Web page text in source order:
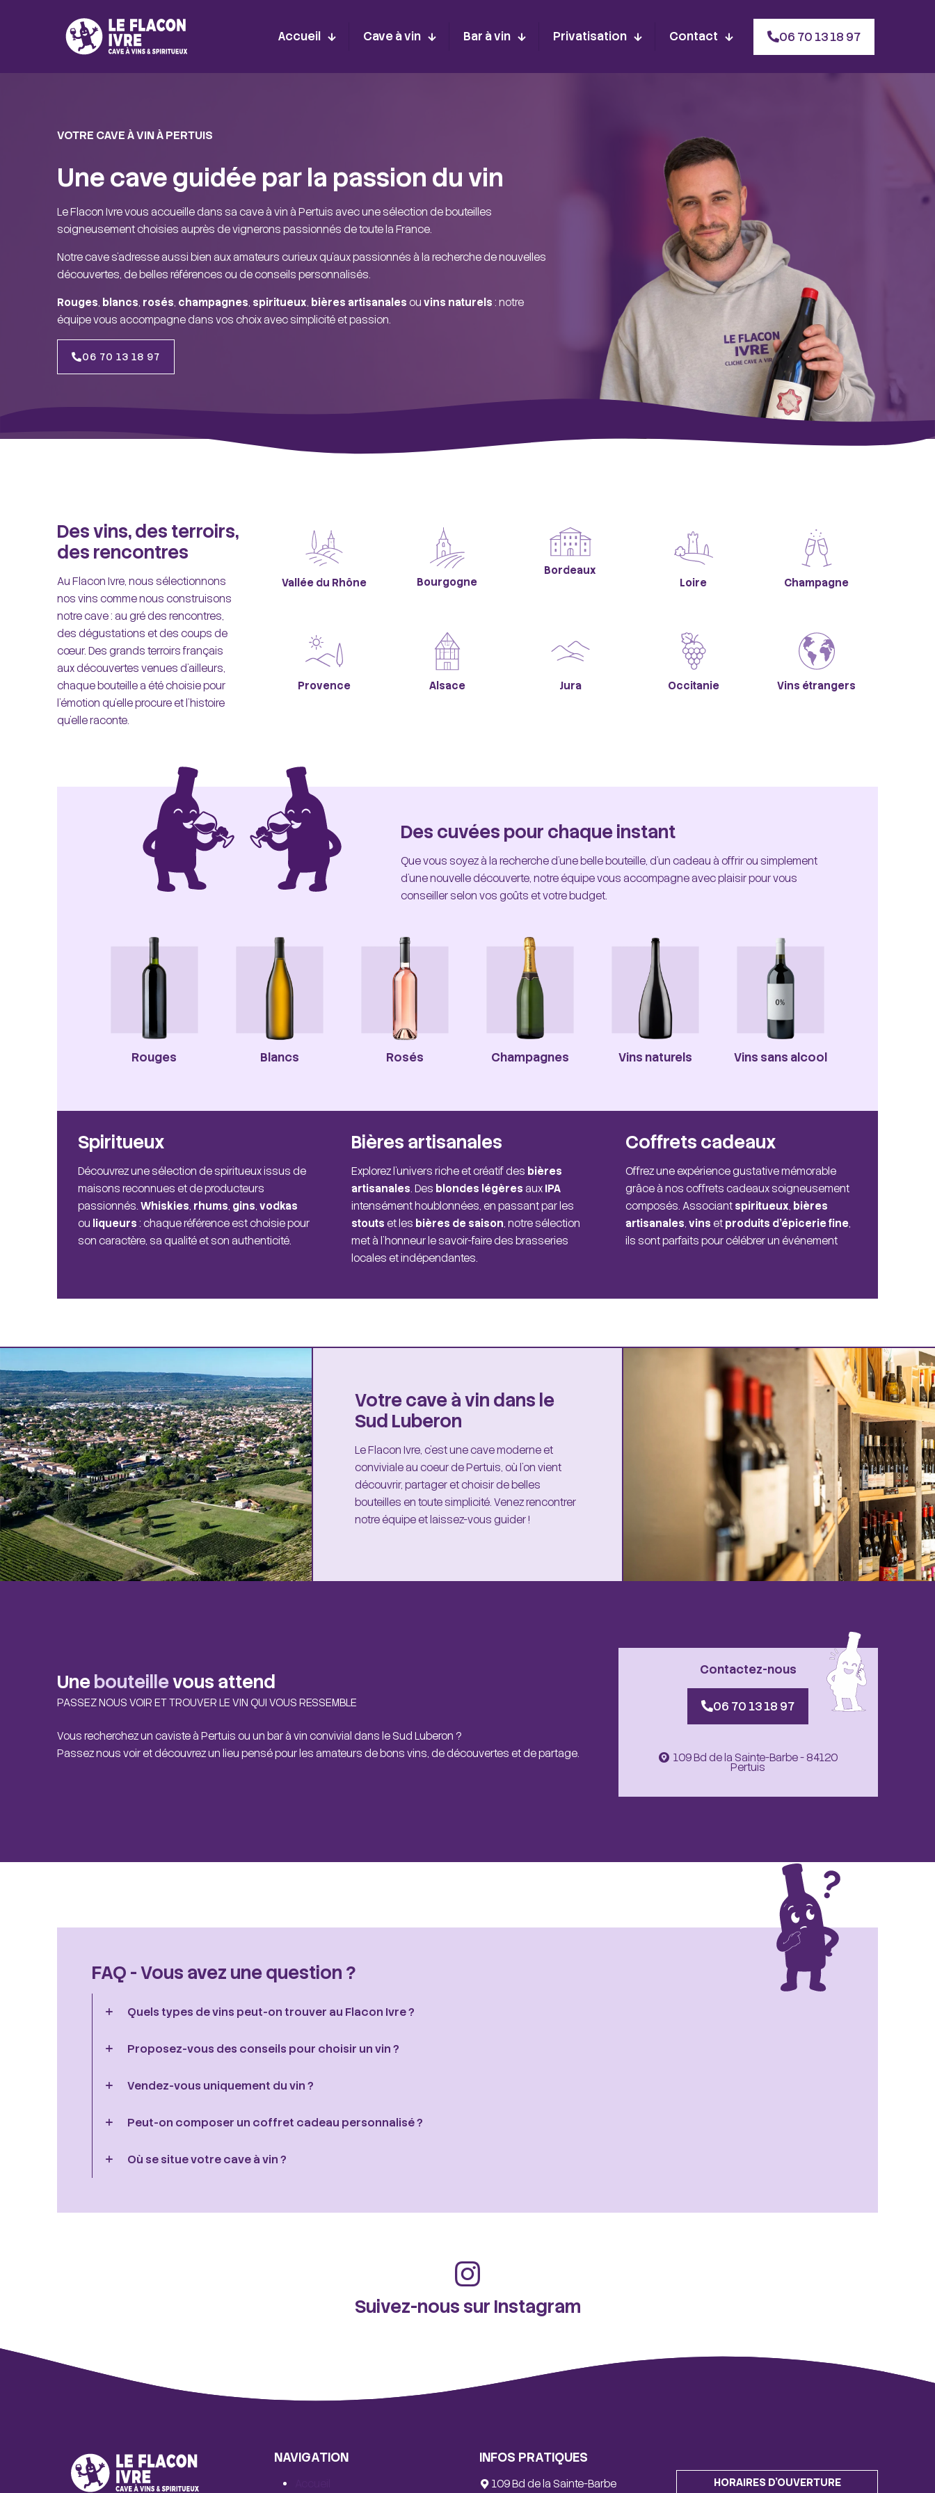
Accueil Cave à vin Bar à vin Privatisation Contact 06 70 13 18 97
VOTRE CAVE À VIN À PERTUIS
Une cave guidée par la passion du vin
Le Flacon Ivre vous accueille dans sa cave à vin à Pertuis avec une sélection de bouteilles
soigneusement choisies auprès de vignerons passionnés de toute la France.
Notre cave s’adresse aussi bien aux amateurs curieux qu’aux passionnés à la recherche de nouvelles
découvertes, de belles références ou de conseils personnalisés.
Rouges, blancs, rosés, champagnes, spiritueux, bières artisanales ou vins naturels : notre
équipe vous accompagne dans vos choix avec simplicité et passion.
06 70 13 18 97
Des vins, des terroirs,
des rencontres
Au Flacon Ivre, nous sélectionnons
nos vins comme nous construisons
notre cave : au gré des rencontres,
des dégustations et des coups de
cœur. Des grands terroirs français
aux découvertes venues d'ailleurs,
chaque bouteille a été choisie pour
l'émotion qu'elle procure et l'histoire
qu'elle raconte.
Vallée du Rhône Bourgogne
Bordeaux
Loire
Champagne
Provence Alsace Jura Occitanie Vins étrangers
Des cuvées pour chaque instant
Que vous soyez à la recherche d'une belle bouteille, d'un cadeau à offrir ou simplement
d'une nouvelle découverte, notre équipe vous accompagne avec plaisir pour vous
conseiller selon vos goûts et votre budget.
Rouges Blancs Rosés Champagnes Vins naturels Vins sans alcool
Spiritueux
Découvrez une sélection de spiritueux issus de
maisons reconnues et de producteurs
passionnés. Whiskies, rhums, gins, vodkas
ou liqueurs : chaque référence est choisie pour
son caractère, sa qualité et son authenticité.
Bières artisanales
Explorez l'univers riche et créatif des bières
artisanales. Des blondes légères aux IPA
intensément houblonnées, en passant par les
stouts et les bières de saison, notre sélection
met à l'honneur le savoir-faire des brasseries
locales et indépendantes.
Coffrets cadeaux
Offrez une expérience gustative mémorable
grâce à nos coffrets cadeaux soigneusement
composés. Associant spiritueux, bières
artisanales, vins et produits d'épicerie fine,
ils sont parfaits pour célébrer un événement
Votre cave à vin dans le
Sud Luberon
Le Flacon Ivre, c'est une cave moderne et
conviviale au coeur de Pertuis, où l'on vient
découvrir, partager et choisir de belles
bouteilles en toute simplicité. Venez rencontrer
notre équipe et laissez-vous guider !
Unebouteillevous attend
PASSEZ NOUS VOIR ET TROUVER LE VIN QUI VOUS RESSEMBLE
Vous recherchez un caviste à Pertuis ou un bar à vin convivial dans le Sud Luberon ?
Passez nous voir et découvrez un lieu pensé pour les amateurs de bons vins, de découvertes et de partage.
Contactez-nous
06 70 13 18 97
109 Bd de la Sainte-Barbe - 84120
Pertuis
FAQ - Vous avez une question ?
Quels types de vins peut-on trouver au Flacon Ivre ?
Proposez-vous des conseils pour choisir un vin ?
Vendez-vous uniquement du vin ?
Peut-on composer un coffret cadeau personnalisé ?
Où se situe votre cave à vin ?
Suivez-nous sur Instagram
NAVIGATION INFOS PRATIQUES
109 Bd de la Sainte-Barbe HORAIRES D'OUVERTURE